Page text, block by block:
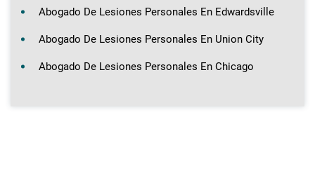
Abogado De Lesiones Personales En Edwardsville
Abogado De Lesiones Personales En Union City
Abogado De Lesiones Personales En Chicago